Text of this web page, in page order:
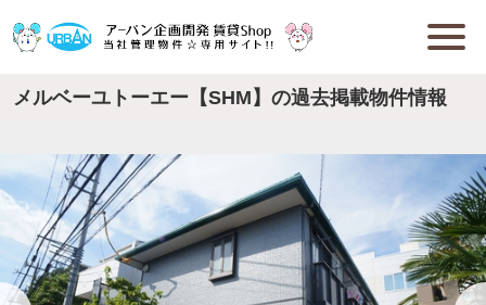
メルベーユトーエー【SHM】の過去掲載物件情報